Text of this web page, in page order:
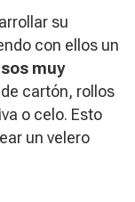
su
con ellos un
muy
cartón, rollos
o celo. Esto
un velero